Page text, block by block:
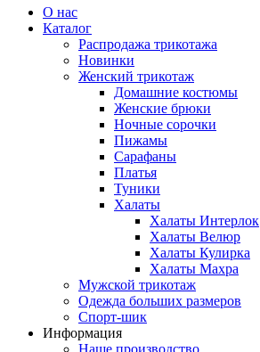
О нас
Каталог
Распродажа трикотажа
Новинки
Женский трикотаж
Домашние костюмы
Женские брюки
Ночные сорочки
Пижамы
Сарафаны
Платья
Туники
Халаты
Халаты Интерлок
Халаты Велюр
Халаты Кулирка
Халаты Махра
Мужской трикотаж
Одежда больших размеров
Спорт-шик
Информация
Наше производство